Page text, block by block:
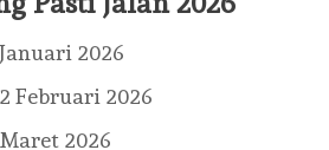
2026
Februari 2026
2026